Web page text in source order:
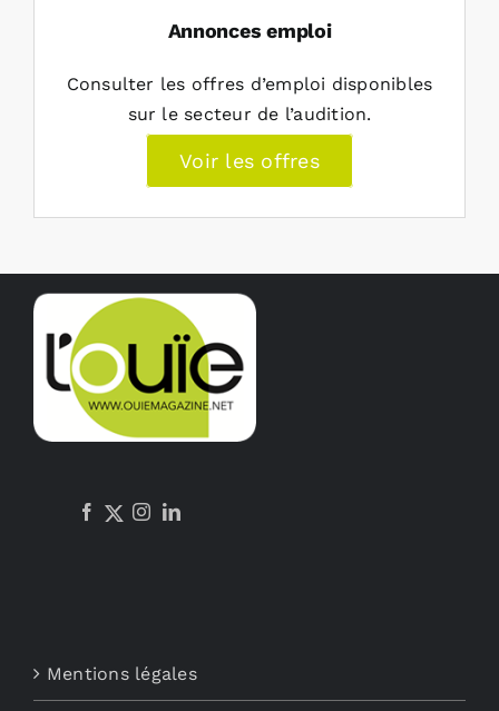
Annonces emploi
Consulter les offres d’emploi disponibles
sur le secteur de l’audition.
Voir les offres
Mentions légales